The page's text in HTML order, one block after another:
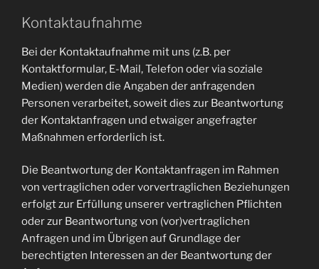
Kontaktaufnahme
Bei der Kontaktaufnahme mit uns (z.B. per
Kontaktformular, E-Mail, Telefon oder via soziale
Medien) werden die Angaben der anfragenden
Personen verarbeitet, soweit dies zur Beantwortung
der Kontaktanfragen und etwaiger angefragter
Maßnahmen erforderlich ist.
Die Beantwortung der Kontaktanfragen im Rahmen
von vertraglichen oder vorvertraglichen Beziehungen
erfolgt zur Erfüllung unserer vertraglichen Pflichten
oder zur Beantwortung von (vor)vertraglichen
Anfragen und im Übrigen auf Grundlage der
berechtigten Interessen an der Beantwortung der